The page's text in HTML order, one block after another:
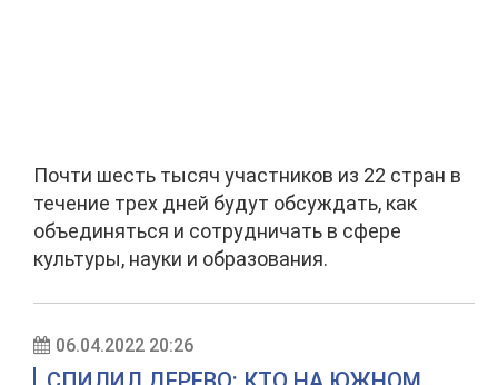
Почти шесть тысяч участников из 22 стран в
течение трех дней будут обсуждать, как
объединяться и сотрудничать в сфере
культуры, науки и образования.
06.04.2022 20:26